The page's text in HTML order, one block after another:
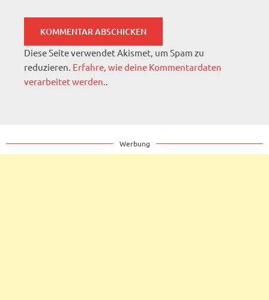
Diese Seite verwendet Akismet, um Spam zu
reduzieren. Erfahre, wie deine Kommentardaten
verarbeitet werden..
Werbung